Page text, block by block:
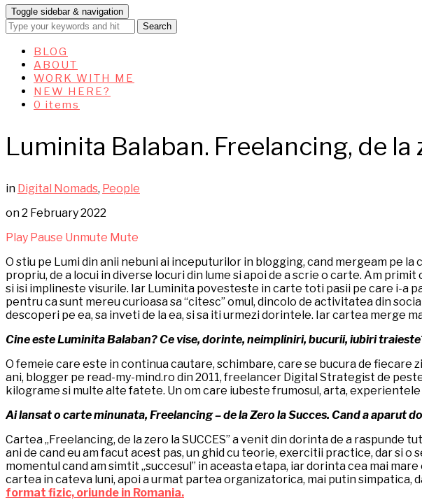
Toggle sidebar & navigation
BLOG
ABOUT
WORK WITH ME
NEW HERE?
0 items
Luminita Balaban. Freelancing, de la
in Digital Nomads, People
on2 February 2022
Play Pause Unmute Mute
O stiu pe Lumi din anii nebuni ai inceputurilor in blogging, cand mergeam pe
propriu, de a locui in diverse locuri din lume si apoi de a scrie o carte. Am
si isi implineste visurile. Iar Luminita povesteste in carte toti pasii pe care i-a
pentru ca sunt mereu curioasa sa “citesc” omul, dincolo de activitatea din
descoperi pe ea, sa inveti de la ea, si sa iti urmezi dorintele. Iar cartea merge
Cine este Luminita Balaban? Ce vise, dorinte, neimpliniri, bucurii, iubiri
O femeie care este in continua cautare, schimbare, care se bucura de fiecare
ani, blogger pe read-my-mind.ro din 2011, freelancer Digital Strategist de
kilograme si multe alte fatete. Un om care iubeste frumosul, arta,
Ai lansat o carte minunata, Freelancing – de la Zero la Succes. Cand a
Cartea „Freelancing, de la zero la SUCCES” a venit din dorinta de a
ani de cand eu am facut acest pas, un ghid cu teorie, exercitii practice, dar si
momentul cand am simtit „succesul” in aceasta etapa, iar dorinta cea mai
cartea in cateva luni, apoi a urmat partea organizatorica, mai putin simpatica,
format fizic, oriunde in Romania.